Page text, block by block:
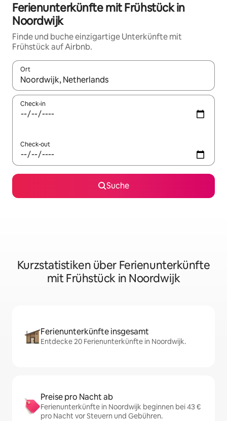
Ferienunterkünfte mit Frühstück in
Noordwijk
Finde und buche einzigartige Unterkünfte mit
Frühstück auf Airbnb.
Ort
Wenn Ergebnisse verfügbar sind, navigiere mit den
Check-in
Check-out
Suche
Kurzstatistiken über Ferienunterkünfte
mit Frühstück in Noordwijk
Ferienunterkünfte insgesamt
Entdecke 20 Ferienunterkünfte in Noordwijk.
Preise pro Nacht ab
Ferienunterkünfte in Noordwijk beginnen bei 43 €
pro Nacht vor Steuern und Gebühren.